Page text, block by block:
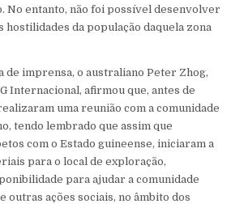
No entanto, não foi possível desenvolver
hostilidades da população daquela zona
de imprensa, o australiano Peter Zhog,
Internacional, afirmou que, antes de
uma reunião com a comunidade
tendo lembrado que assim que
com o Estado guineense, iniciaram a
para o local de exploração,
para ajudar a comunidade
outras ações sociais, no âmbito dos